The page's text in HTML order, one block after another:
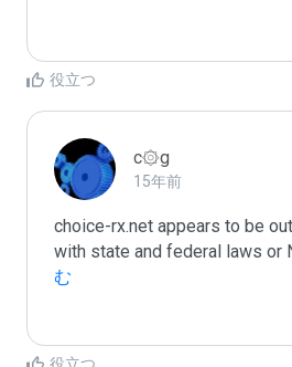
役立つ
c۞g
15年前
choice-rx.net appears to be
with state and federal laws or
む